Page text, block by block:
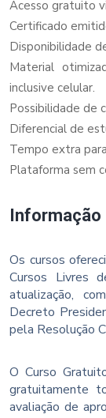
Acesso gratuito
Certificado
Disponibilidade
Material
inclusive celular.
Possibilidade de
Diferencial de
Tempo extra
Plataforma sem
Os cursos
Cursos Livres
atualização,
Decreto
pela Resolução
O Curso
gratuitamente
avaliação de